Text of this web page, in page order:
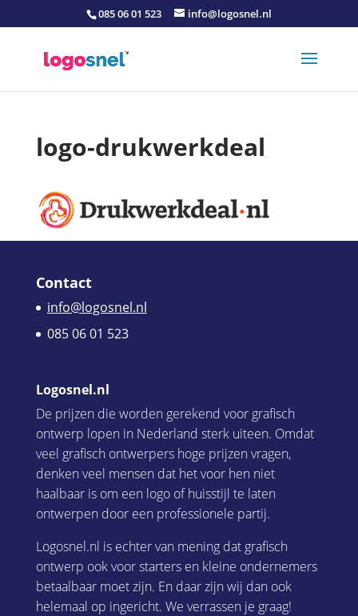
085 06 01 523 info@logosnel.nl
logo-drukwerkdeal
Contact
info@logosnel.nl
085 06 01 523
Logosnel.nl
De prijzen die worden gerekend voor grafisch
ontwerp lopen in Nederland sterk uiteen. Omdat
veel grafisch ontwerpers hoge prijzen vragen,
denken veel mensen dat het voor hen niet
haalbaar is om een logo of huisstijl te laten
ontwerpen door een professionele partij.
Logosnel.nl is echter van mening dat grafisch
ontwerp ook voor starters en kleine ondernemers
betaalbaar moet zijn. En daar zijn wij dan ook
helemaal op ingericht. We verrassen je graag!